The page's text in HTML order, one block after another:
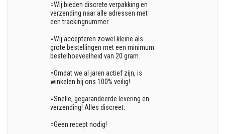
=Wij bieden discrete verpakking en
verzending naar alle adressen met
een trackingnummer.
=Wij accepteren zowel kleine als
grote bestellingen met een minimum
bestelhoeveelheid van 20 gram.
=Omdat we al jaren actief zijn, is
winkelen bij ons 100% veilig!
=Snelle, gegarandeerde levering en
verzending! Alles discreet.
=Geen recept nodig!